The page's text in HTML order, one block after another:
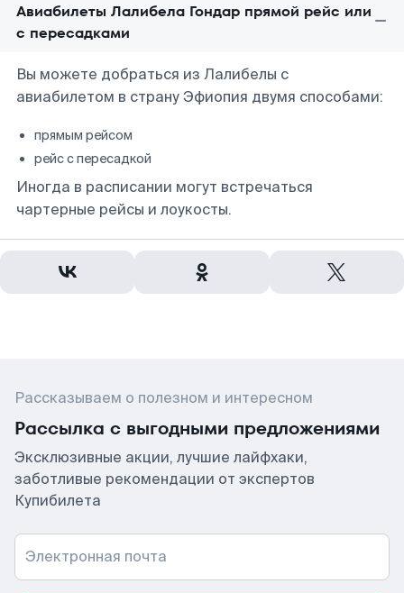
Авиабилеты Лалибела Гондар прямой рейс или
с пересадками
Вы можете добраться из Лалибелы с
авиабилетом в страну Эфиопия двумя способами:
прямым рейсом
рейс с пересадкой
Иногда в расписании могут встречаться
чартерные рейсы и лоукосты.
Рассказываем о полезном и интересном
Рассылка с выгодными предложениями
Эксклюзивные акции, лучшие лайфхаки,
заботливые рекомендации от экспертов
Купибилета
Электронная почта